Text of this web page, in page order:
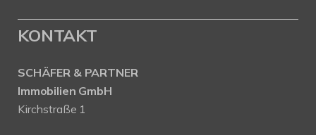
KONTAKT
SCHÄFER & PARTNER
Immobilien GmbH
Kirchstraße 1